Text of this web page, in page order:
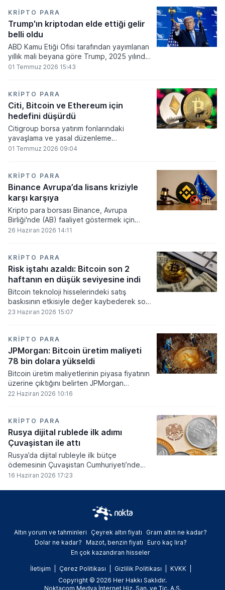
KRIPTO PARA
Trump'ın kriptodan elde ettiği gelir
belli oldu
ABD Kamu Etiği Ofisi tarafından yayımlanan
yıllık mali beyana göre Trump, 2025 yılında
kripto para ve memecoin faaliyetlerinden
01 Temmuz 2026 15:43
KRIPTO PARA
Citi, Bitcoin ve Ethereum için
hedefini düşürdü
Citigroup borsa yatırım fonlarındaki
yavaşlama ve yasal düzenleme
beklentilerinin zayıflaması üzerine kripto
01 Temmuz 2026 09:04
KRIPTO PARA
Binance Avrupa’da lisans kriziyle
karşı karşıya
Kripto para borsası Binance, Avrupa
Birliği'nde (AB) faaliyet göstermek için
gerekli düzenleyici onayları alamadı.
26 Haziran 2026 14:11
KRIPTO PARA
Risk iştahı azaldı: Bitcoin son 2
haftanın en düşük seviyesine indi
Bitcoin teknoloji hisselerindeki satış
baskısının etkisiyle değer kaybederek son
iki haftanın en düşük seviyesini gördü.
23 Haziran 2026 15:07
KRIPTO PARA
JPMorgan: Bitcoin üretim maliyeti
78 bin dolara yükseldi
Bitcoin üretim maliyetlerinin piyasa fiyatının
üzerine çıktığını belirten JPMorgan
analistleri, madencilik sektöründeki kârlılık
22 Haziran 2026 10:16
KRIPTO PARA
Rusya dijital rublede ilk adımı
Çuvaşistan ile attı
Rusya’da dijital rubleyle ilk bütçe
ödemesinin Çuvaşistan Cumhuriyeti’nde
gerçekleştirildiği bildirildi.
16 Haziran 2026 17:23
Altın yorum ve tahminleri Çeyrek altın fiyatı
Gram altın ne kadar?
Dolar ne kadar?
Mazot, benzin fiyatı
Euro kaç lira?
En çok kazandıran hisseler
İletişim Çerez Politikası Gizlilik Politikası
KVKK
Copyright © 2026 Her Hakkı Saklıdır.
Noktacom Medya İnternet Hiz. San. ve Tic. A.Ş.